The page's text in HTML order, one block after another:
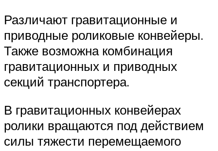
Различают гравитационные и
приводные роликовые конвейеры.
Также возможна комбинация
гравитационных и приводных
секций транспортера.
В гравитационных конвейерах
ролики вращаются под действием
силы тяжести перемещаемого